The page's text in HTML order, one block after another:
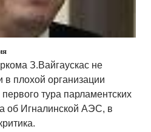
З.Вайгаускас не
в плохой организации
тура парламентских
об Игналинской АЭС, в